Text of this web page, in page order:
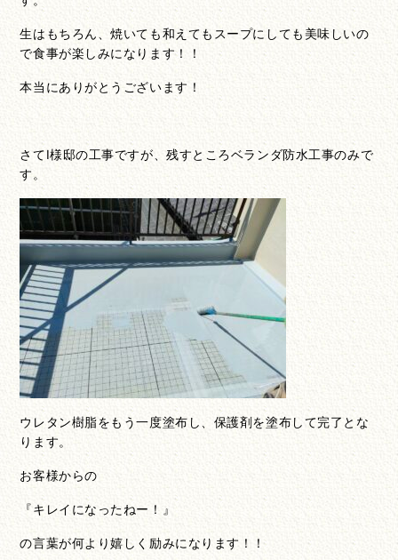
生はもちろん、焼いても和えてもスープにしても美味しいの
で食事が楽しみになります！！
本当にありがとうございます！
さてI様邸の工事ですが、残すところベランダ防水工事のみで
す。
ウレタン樹脂をもう一度塗布し、保護剤を塗布して完了とな
ります。
お客様からの
『キレイになったねー！』
の言葉が何より嬉しく励みになります！！